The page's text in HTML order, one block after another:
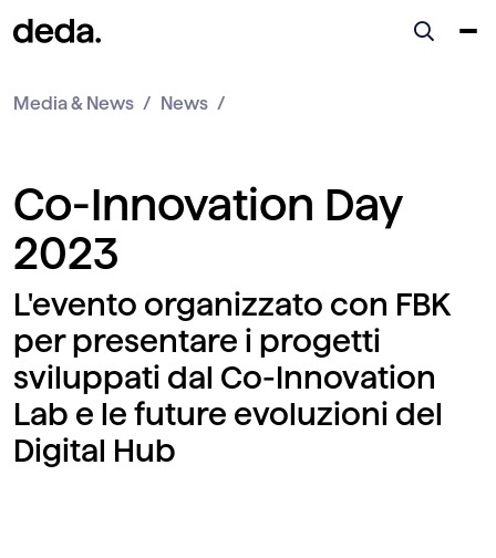
Media & News News
Co-Innovation Day
2023
L'evento organizzato con FBK
per presentare i progetti
sviluppati dal Co-Innovation
Lab e le future evoluzioni del
Digital Hub